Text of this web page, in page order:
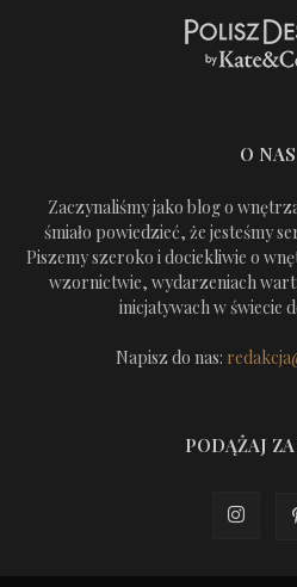
O NAS
Zaczynaliśmy jako blog o
śmiało powiedzieć, że jesteśmy
Piszemy szeroko i dociekliwie o
wzornictwie, wydarzeniach
inicjatywach w świecie
Napisz do nas:
PODĄŻAJ